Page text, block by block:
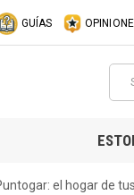
GUÍAS
el hogar de